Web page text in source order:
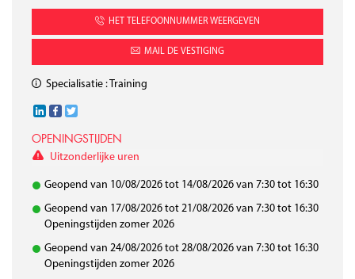
HET TELEFOONNUMMER WEERGEVEN
MAIL DE VESTIGING
Specialisatie : Training
OPENINGSTIJDEN
Uitzonderlijke uren
Geopend van 10/08/2026 tot 14/08/2026 van 7:30 tot 16:30
Geopend van 17/08/2026 tot 21/08/2026 van 7:30 tot 16:30
Openingstijden zomer 2026
Geopend van 24/08/2026 tot 28/08/2026 van 7:30 tot 16:30
Openingstijden zomer 2026